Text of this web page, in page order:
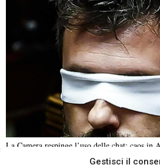
Gestisci il
La Camera respinge l’uso delle chat: caos in